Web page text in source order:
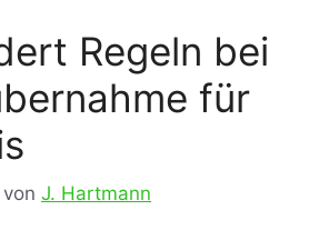
Regeln bei
für
von J. Hartmann